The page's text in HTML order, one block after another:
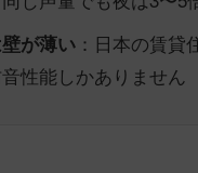
が薄い ：日本の賃
性能しかありません